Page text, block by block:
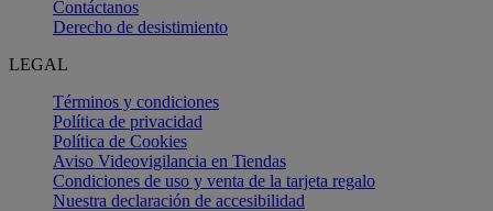
Contáctanos
Derecho de desistimiento
LEGAL
Términos y condiciones
Política de privacidad
Política de Cookies
Aviso Videovigilancia en Tiendas
Condiciones de uso y venta de la tarjeta regalo
Nuestra declaración de accesibilidad